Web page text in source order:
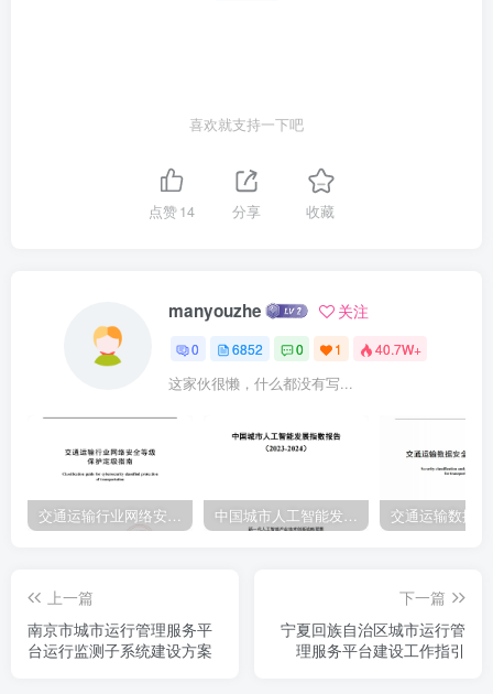
聚焦政务数据归集、加工、共享、开放、应用、安全、存储、归档各
环节全过程，建设完善基本具备目录管理、数据归集、数据治理、大
数据分析、安全防护等能力的自治区政务大数据平台。（自治区大数
市一旗县（市、区）一苏木乡镇等层级的全区一体化政务数据目录，
加强对各地区各部门政务数据目录编制工作的规范化培训，形成全区
政务数据“一本账”，支撑跨层级、跨地域、跨系统、跨部门、跨业务的
数据有序流通和共享应用。（自治区大数据中心负责，2023年底前完
成)各盟市-3-
喜欢就支持一下吧
点赞14 分享 收藏
manyouzhe 关注
0 6852 0 1 40.7W+
这家伙很懒，什么都没有写...
上一篇
南京市城市运行管理服务平
台运行监测子系统建设方案
下一篇
宁夏回族自治区城市运行管
理服务平台建设工作指引